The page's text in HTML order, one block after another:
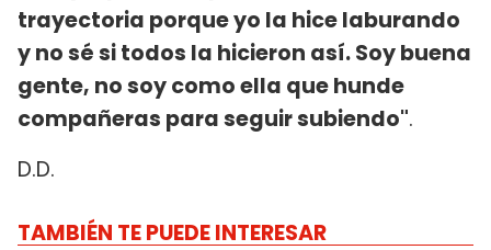
trayectoria porque yo la hice laburando
y no sé si todos la hicieron así. Soy buena
gente, no soy como ella que hunde
compañeras para seguir subiendo".
D.D.
TAMBIÉN TE PUEDE INTERESAR